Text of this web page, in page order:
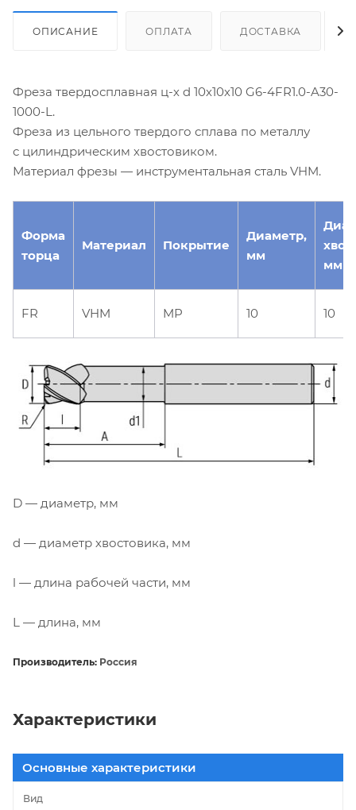
ОПИСАНИЕ ОПЛАТА ДОСТАВКА
Фреза твердосплавная ц-х d 10х10х10 G6-4FR1.0-A30-
1000-L.
Фреза из цельного твердого сплава по металлу
с цилиндрическим хвостовиком.
Материал фрезы — инструментальная сталь VHM.
Форма
торца
Материал Покрытие
Диаметр,
мм
мм
FR VHM MP 10 10
D — диаметр, мм
d — диаметр хвостовика, мм
l — длина рабочей части, мм
L — длина, мм
Производитель: Россия
Характеристики
Основные характеристики
Вид